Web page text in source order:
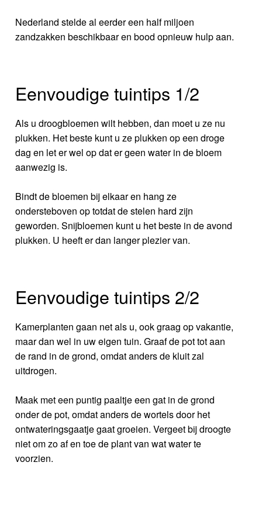
Nederland stelde al eerder een half miljoen
zandzakken beschikbaar en bood opnieuw hulp aan.
Eenvoudige tuintips 1/2
Als u droogbloemen wilt hebben, dan moet u ze nu
plukken. Het beste kunt u ze plukken op een droge
dag en let er wel op dat er geen water in de bloem
aanwezig is.
Bindt de bloemen bij elkaar en hang ze
ondersteboven op totdat de stelen hard zijn
geworden. Snijbloemen kunt u het beste in de avond
plukken. U heeft er dan langer plezier van.
Eenvoudige tuintips 2/2
Kamerplanten gaan net als u, ook graag op vakantie,
maar dan wel in uw eigen tuin. Graaf de pot tot aan
de rand in de grond, omdat anders de kluit zal
uitdrogen.
Maak met een puntig paaltje een gat in de grond
onder de pot, omdat anders de wortels door het
ontwateringsgaatje gaat groeien. Vergeet bij droogte
niet om zo af en toe de plant van wat water te
voorzien.